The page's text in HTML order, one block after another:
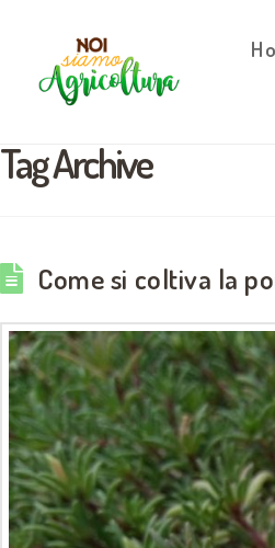
Tag Archive
Come si coltiva la